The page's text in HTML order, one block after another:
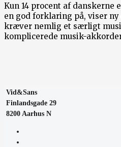
Kun 14 procent af danskerne
en god forklaring på, viser
kræver nemlig et særligt
komplicerede musik-
Vid&Sans
Finlandsgade 29
8200 Aarhus N